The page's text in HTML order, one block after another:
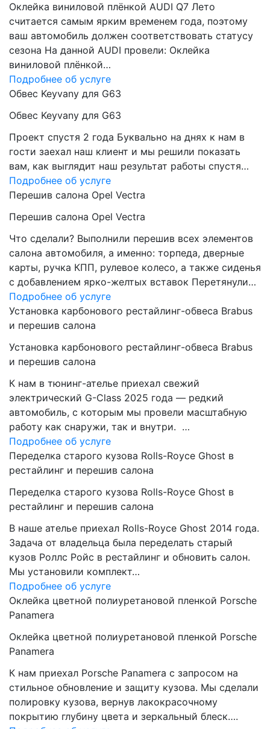
Оклейка виниловой плёнкой AUDI Q7 Лето
считается самым ярким временем года, поэтому
ваш автомобиль должен соответствовать статусу
сезона На данной AUDI провели: Оклейка
виниловой плёнкой…
Подробнее об услуге
Обвес Keyvany для G63
Обвес Keyvany для G63
Проект спустя 2 года Буквально на днях к нам в
гости заехал наш клиент и мы решили показать
вам, как выглядит наш результат работы спустя…
Подробнее об услуге
Перешив салона Opel Vectra
Перешив салона Opel Vectra
Что сделали? Выполнили перешив всех элементов
салона автомобиля, а именно: торпеда, дверные
карты, ручка КПП, рулевое колесо, а также сиденья
с добавлением ярко-желтых вставок Перетянули…
Подробнее об услуге
Установка карбонового рестайлинг-обвеса Brabus
и перешив салона
Установка карбонового рестайлинг-обвеса Brabus
и перешив салона
К нам в тюнинг-ателье приехал свежий
электрический G-Class 2025 года — редкий
автомобиль, с которым мы провели масштабную
работу как снаружи, так и внутри. …
Подробнее об услуге
Переделка старого кузова Rolls-Royce Ghost в
рестайлинг и перешив салона
Переделка старого кузова Rolls-Royce Ghost в
рестайлинг и перешив салона
В наше ателье приехал Rolls-Royce Ghost 2014 года.
Задача от владельца была переделать старый
кузов Роллс Ройс в рестайлинг и обновить салон.
Мы установили комплект…
Подробнее об услуге
Оклейка цветной полиуретановой пленкой Porsche
Panamera
Оклейка цветной полиуретановой пленкой Porsche
Panamera
К нам приехал Porsche Panamera с запросом на
стильное обновление и защиту кузова. Мы сделали
полировку кузова, вернув лакокрасочному
покрытию глубину цвета и зеркальный блеск….